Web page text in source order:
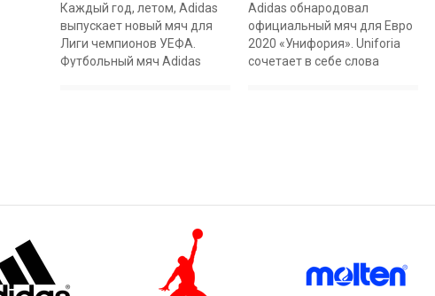
Каждый год, летом, Adidas
выпускает новый мяч для
Лиги чемпионов УЕФА.
Футбольный мяч Adidas
Adidas обнародовал
официальный мяч для Евро
2020 «Унифория». Uniforia
сочетает в себе слова